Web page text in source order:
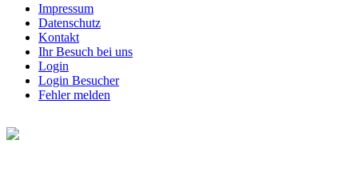
Impressum
Datenschutz
Kontakt
Ihr Besuch bei uns
Login
Login Besucher
Fehler melden